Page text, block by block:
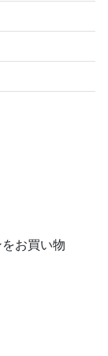
お買い物